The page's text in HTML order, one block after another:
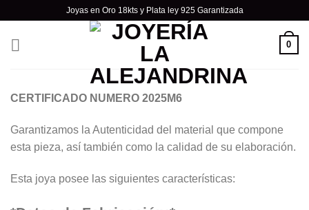
content
Joyas en Oro 18kts y Plata ley 925 Garantizada
0
CERTIFICADO NUMERO 2025M6
Garantizamos la Autenticidad del material que compone
esta pieza, así también como la calidad de su elaboración.
Esta joya posee las siguientes características: